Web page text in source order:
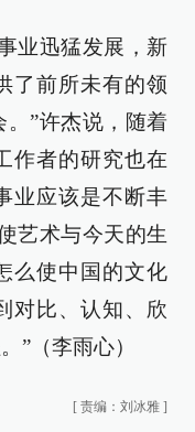
业迅猛发展，新
了前所未有的领
”许杰说，随着
作者的研究也在
业应该是不断丰
艺术与今天的生
么使中国的文化
对比、认知、欣
”（李雨心）
[ 责编：刘冰雅 ]